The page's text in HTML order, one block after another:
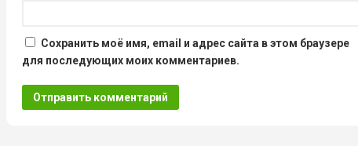
Сохранить моё имя, email и адрес сайта в этом браузере
для последующих моих комментариев.